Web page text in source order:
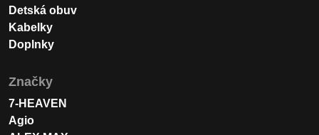
Detská obuv
Kabelky
Doplnky
Značky
7-HEAVEN
Agio